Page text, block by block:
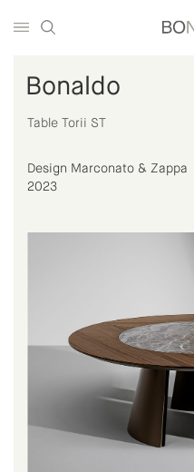
Bonaldo
Table Torii ST
Design Marconato & Zappa
2023